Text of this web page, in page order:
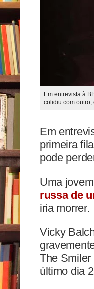
Em entrevista à
colidiu com outro;
Em
primeira
pode
Uma
russa de
iria morrer.
Vicky
The Smiler
último dia